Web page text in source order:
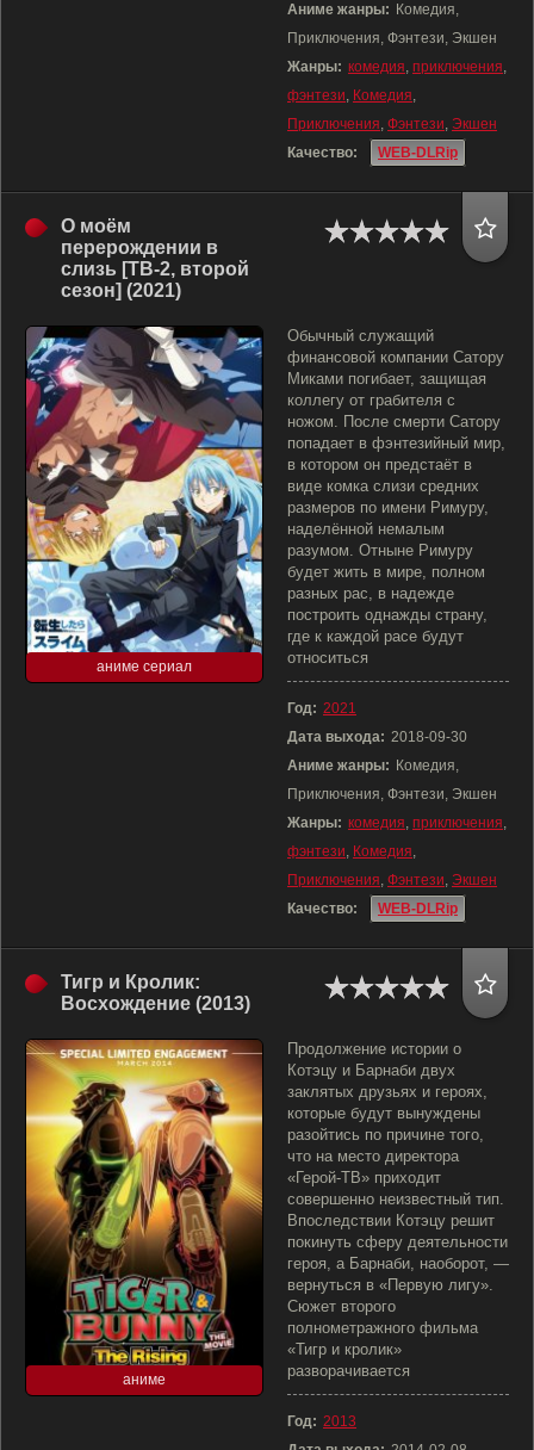
Аниме жанры: Комедия,
Приключения, Фэнтези, Экшен
Жанры: комедия, приключения,
фэнтези, Комедия,
Приключения, Фэнтези, Экшен
Качество:
WEB-DLRip
О моём
перерождении в
слизь [ТВ-2, второй
сезон] (2021)
аниме сериал
Обычный служащий
финансовой компании Сатору
Миками погибает, защищая
коллегу от грабителя с
ножом. После смерти Сатору
попадает в фэнтезийный мир,
в котором он предстаёт в
виде комка слизи средних
размеров по имени Римуру,
наделённой немалым
разумом. Отныне Римуру
будет жить в мире, полном
разных рас, в надежде
построить однажды страну,
где к каждой расе будут
относиться
Год: 2021
Дата выхода: 2018-09-30
Аниме жанры: Комедия,
Приключения, Фэнтези, Экшен
Жанры: комедия, приключения,
фэнтези, Комедия,
Приключения, Фэнтези, Экшен
Качество:
WEB-DLRip
Тигр и Кролик:
Восхождение (2013)
аниме
Продолжение истории о
Котэцу и Барнаби двух
заклятых друзьях и героях,
которые будут вынуждены
разойтись по причине того,
что на место директора
«Герой-ТВ» приходит
совершенно неизвестный тип.
Впоследствии Котэцу решит
покинуть сферу деятельности
героя, а Барнаби, наоборот, —
вернуться в «Первую лигу».
Сюжет второго
полнометражного фильма
«Тигр и кролик»
разворачивается
Год: 2013